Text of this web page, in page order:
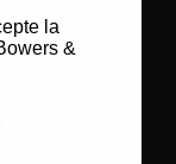
NL
la
&